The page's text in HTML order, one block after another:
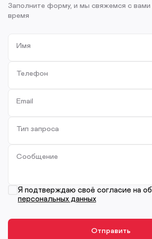
Заполните форму, и мы свяжемся с
время
Имя
Телефон
Email
Тип запроса
Сообщение
Я подтверждаю своё согласие на
персональных данных